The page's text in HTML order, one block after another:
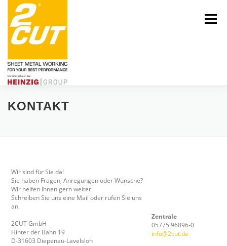
Inhalt
springen
Menü
KONTAKT
Wir sind für Sie da!
Sie haben Fragen, Anregungen oder Wünsche?
Wir helfen Ihnen gern weiter.
Schreiben Sie uns eine Mail oder rufen Sie uns
an.
2CUT GmbH
Hinter der Bahn 19
D-31603 Diepenau-Lavelsloh
Zentrale
05775 96896-0
info@2cut.de